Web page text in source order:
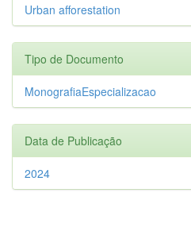
Urban afforestation
Tipo de Documento
MonografiaEspecializacao
Data de Publicação
2024